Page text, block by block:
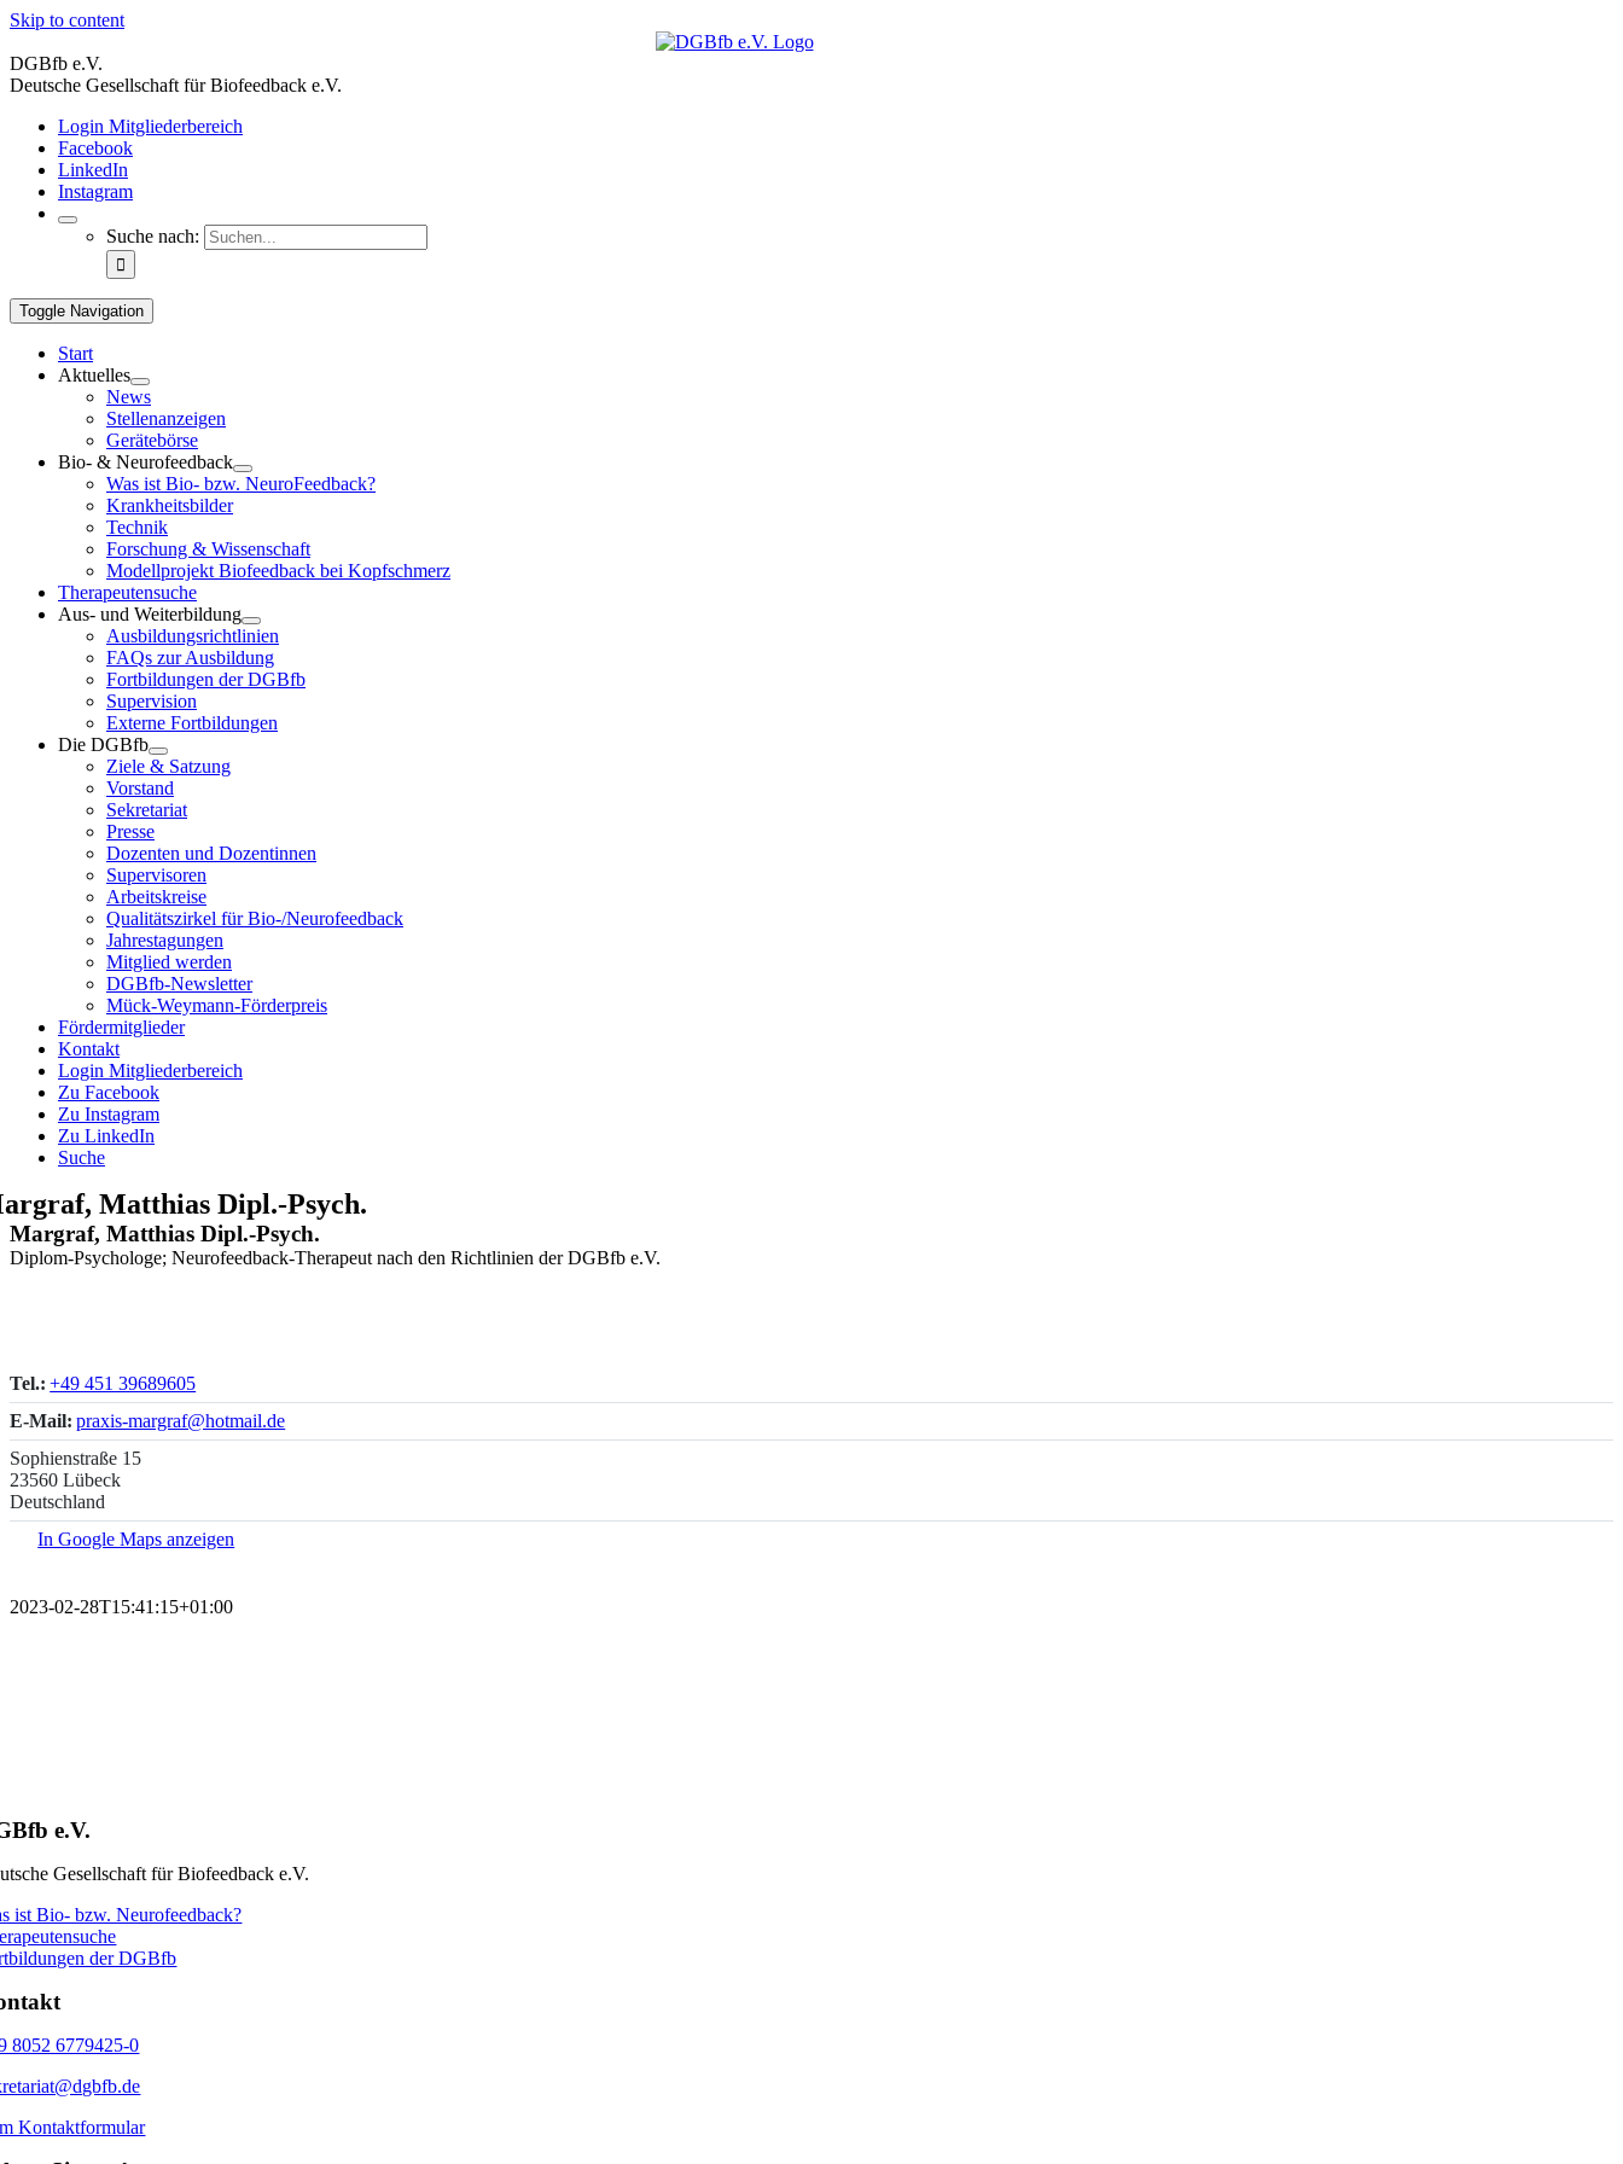
Skip to content
DGBfb e.V.
Deutsche Gesellschaft für Biofeedback e.V.
Login Mitgliederbereich
Facebook
LinkedIn
Instagram
Suche nach:
Toggle Navigation
Start
Aktuelles
News
Stellenanzeigen
Gerätebörse
Bio- & Neurofeedback
Was ist Bio- bzw. NeuroFeedback?
Krankheitsbilder
Technik
Forschung & Wissenschaft
Modellprojekt Biofeedback bei Kopfschmerz
Therapeutensuche
Aus- und Weiterbildung
Ausbildungsrichtlinien
FAQs zur Ausbildung
Fortbildungen der DGBfb
Supervision
Externe Fortbildungen
Die DGBfb
Ziele & Satzung
Vorstand
Sekretariat
Presse
Dozenten und Dozentinnen
Supervisoren
Arbeitskreise
Qualitätszirkel für Bio-/Neurofeedback
Jahrestagungen
Mitglied werden
DGBfb-Newsletter
Mück-Weymann-Förderpreis
Fördermitglieder
Kontakt
Login Mitgliederbereich
Zu Facebook
Zu Instagram
Zu LinkedIn
Suche
Matthias Dipl.-Psych.
Margraf, Matthias Dipl.-Psych.
Diplom-Psychologe; Neurofeedback-Therapeut nach den Richtlinien der DGBfb e.V.
Tel.: +49 451 39689605
E-Mail: praxis-margraf@hotmail.de
Sophienstraße 15
23560 Lübeck
Deutschland
In Google Maps anzeigen
2023-02-28T15:41:15+01:00
e.V.
Gesellschaft für Biofeedback e.V.
ist Bio- bzw. Neurofeedback?
der DGBfb
8052 6779425-0
Kontaktformular